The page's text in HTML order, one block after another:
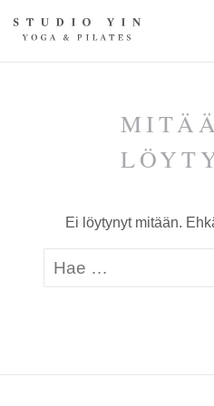
sisällöön
Studio
Studio
Yin
kehonhuoltoon
jooga-
Pilates-
keskellä
Ei löytynyt mitään.